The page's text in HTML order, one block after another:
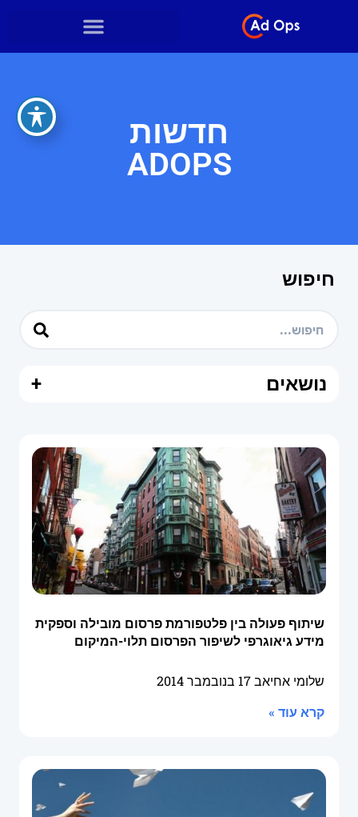
חדשות
ADOPS
חיפוש
נושאים +
שיתוף פעולה בין פלטפורמת פרסום מובילה וספקית
מידע גיאוגרפי לשיפור הפרסום תלוי-המיקום
שלומי אחיאב17 בנובמבר 2014
קרא עוד »